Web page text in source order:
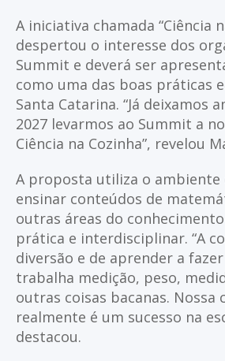
A iniciativa chamada “Ciência
despertou o interesse dos
Summit e deverá ser
como uma das boas práticas
Santa Catarina. “Já deixamos
2027 levarmos ao Summit a
Ciência na Cozinha”, revelou
A proposta utiliza o ambiente
ensinar conteúdos de
outras áreas do
prática e interdisciplinar. “A
diversão e de aprender a
trabalha medição, peso,
outras coisas bacanas. Nossa
realmente é um sucesso na
destacou.